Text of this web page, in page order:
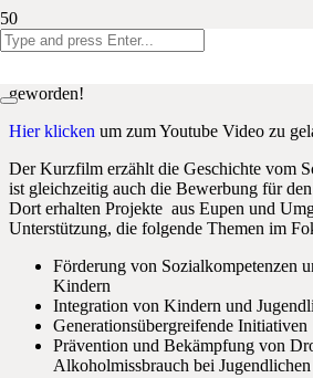
Liebe Kinder und Eltern
geworden!
Hier klicken um zum Youtube Video zu
Der Kurzfilm erzählt die Geschichte vom
ist gleichzeitig auch die Bewerbung für
Dort erhalten Projekte aus Eupen und
Unterstützung, die folgende Themen im
Förderung von Sozialkompetenzen
Kindern
Integration von Kindern und
Generationsübergreifende Initiativen
Prävention und Bekämpfung von
Alkoholmissbrauch bei Jugendlichen